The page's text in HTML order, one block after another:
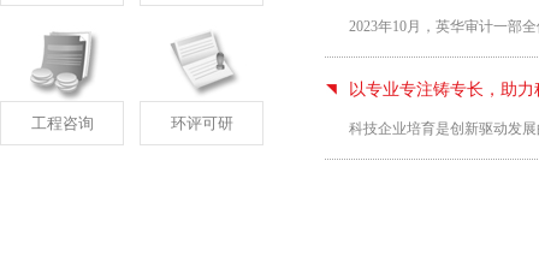
工程咨询 环评可研
2023年10月，英华审计一部
以专业专注铸专长，助
科技企业培育是创新驱动发